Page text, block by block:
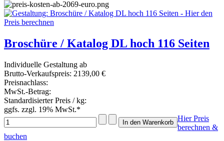
Broschüre / Katalog DL hoch 116 Seiten
Individuelle Gestaltung ab
Brutto-Verkaufspreis: 2139,00 €
Preisnachlass:
MwSt.-Betrag:
Standardisierter Preis / kg:
ggfs. zzgl. 19% MwSt.*
Hier Preis
berechnen &
buchen